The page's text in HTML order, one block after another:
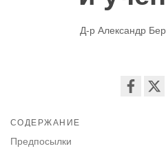
Д-р Александр
СОДЕРЖАНИЕ
Предпосылки